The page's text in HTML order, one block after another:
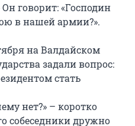
говорит: «Господин
в нашей армии?».
на Валдайском
задали вопрос:
стать
нет?» – коротко
собеседники дружно